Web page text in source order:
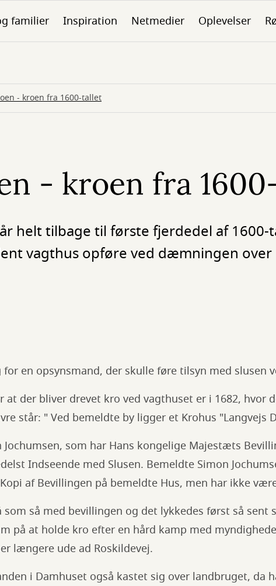
familier Inspiration Netmedier Oplevelser
- kroen fra 1600-tallet
- kroen fra
helt tilbage til første fjerdedel af 1600-
vagthus opføre ved dæmningen over
en opsynsmand, der skulle føre tilsyn med slusen
at der bliver drevet kro ved vagthuset er i 1682, hvor
står: " Ved bemeldte by ligger et Krohus "Langvejs
Jochumsen, som har Hans kongelige Majestæts
Indseende med Slusen. Bemeldte Simon
af Bevillingen på bemeldte Hus, men har ikke
som så med bevillingen og det lykkedes først så sent
på at holde kro efter en hård kamp med
længere ude ad Roskildevej.
i Damhuset også kastet sig over landbruget, da